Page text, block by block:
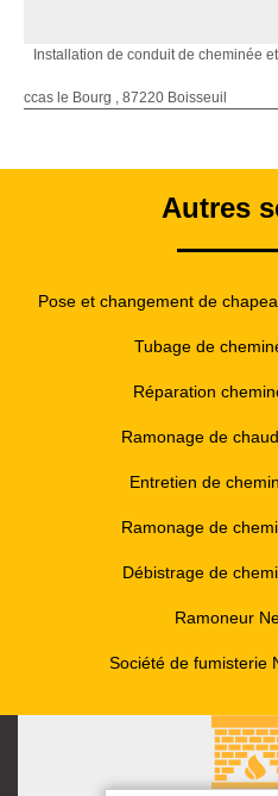
Installation de conduit de cheminée
ccas le Bourg , 87220 Boisseuil
Autres
Pose et changement de
Tubage de
Réparation
Ramonage de
Entretien de
Ramonage de
Débistrage de
Ramoneur
Société de fumisterie